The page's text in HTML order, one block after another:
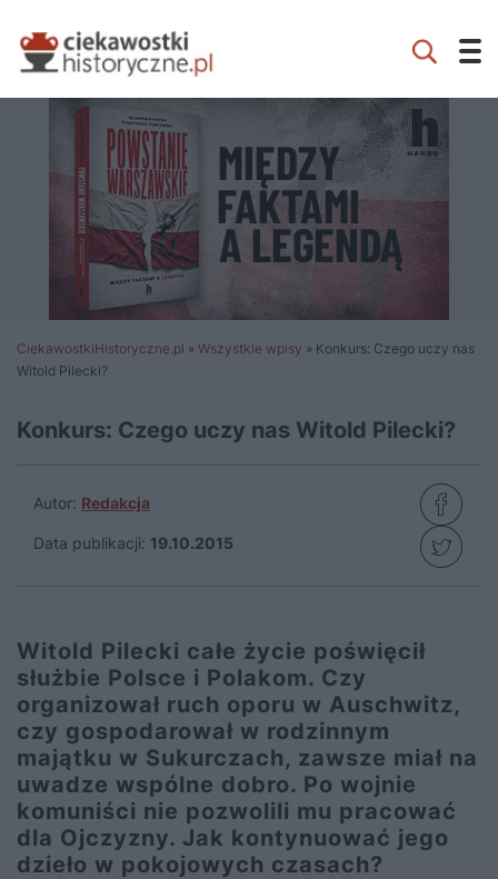
CiekawostkiHistoryczne.pl » Wszystkie wpisy » Konkurs: Czego uczy nas
Witold Pilecki?
Konkurs: Czego uczy nas Witold Pilecki?
Autor: Redakcja
Data publikacji: 19.10.2015
Witold Pilecki całe życie poświęcił
służbie Polsce i Polakom. Czy
organizował ruch oporu w Auschwitz,
czy gospodarował w rodzinnym
majątku w Sukurczach, zawsze miał na
uwadze wspólne dobro. Po wojnie
komuniści nie pozwolili mu pracować
dla Ojczyzny. Jak kontynuować jego
dzieło w pokojowych czasach?